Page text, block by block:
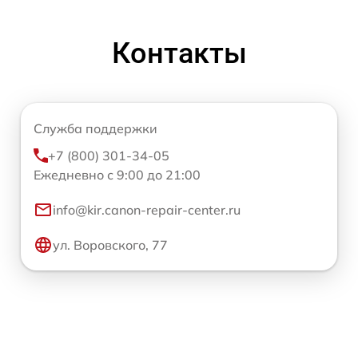
Контакты
Служба поддержки
+7 (800) 301-34-05
Ежедневно с 9:00 до 21:00
info@kir.canon-repair-center.ru
ул. Воровского, 77